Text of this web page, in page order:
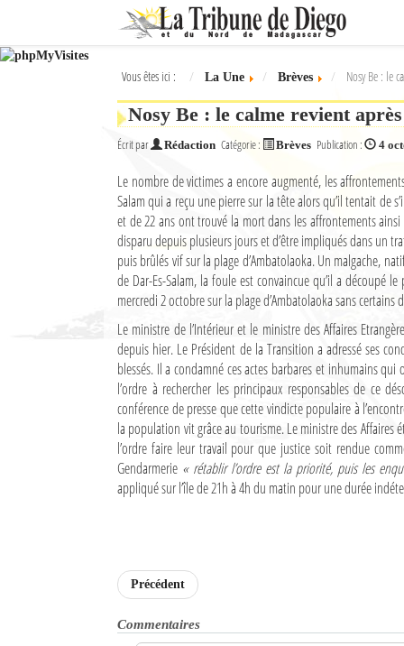
Ok
L'actualité à Diego Suarez
Vous êtes ici : La Une Brèves Nosy Be : le
Nosy Be : le calme revient
Écrit par Rédaction Catégorie : Brèves Publication : 4
Le nombre de victimes a encore augmenté, les
Salam qui a reçu une pierre sur la tête alors qu’il tentait de
et de 22 ans ont trouvé la mort dans les affrontements
disparu depuis plusieurs jours et d’être impliqués dans un
puis brûlés vif sur la plage d’Ambatolaoka. Un malgache,
de Dar-Es-Salam, la foule est convaincue qu’il a découpé
mercredi 2 octobre sur la plage d’Ambatolaoka sans certains
Le ministre de l’Intérieur et le ministre des Affaires
depuis hier. Le Président de la Transition a adressé ses
blessés. Il a condamné ces actes barbares et inhumains
l’ordre à rechercher les principaux responsables de ce
conférence de presse que cette vindicte populaire à
la population vit grâce au tourisme. Le ministre des Affaires
l’ordre faire leur travail pour que justice soit rendue
Gendarmerie « rétablir l’ordre est la priorité, puis les
appliqué sur l’île de 21h à 4h du matin pour une durée
Précédent
Commentaires